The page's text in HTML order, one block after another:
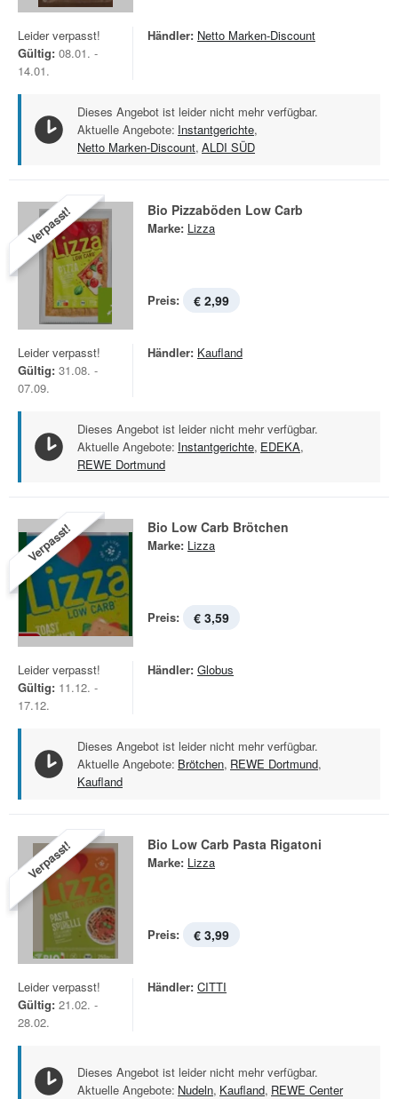
Leider verpasst!
Gültig: 08.01. -
14.01.
Händler: Netto Marken-Discount
Dieses Angebot ist leider nicht mehr verfügbar.
Aktuelle Angebote: Instantgerichte,
Netto Marken-Discount, ALDI SÜD
Verpasst! Bio Pizzaböden Low Carb
Marke: Lizza
Preis: € 2,99
Leider verpasst!
Gültig: 31.08. -
07.09.
Händler: Kaufland
Dieses Angebot ist leider nicht mehr verfügbar.
Aktuelle Angebote: Instantgerichte, EDEKA,
REWE Dortmund
Verpasst! Bio Low Carb Brötchen
Marke: Lizza
Preis: € 3,59
Leider verpasst!
Gültig: 11.12. -
17.12.
Händler: Globus
Dieses Angebot ist leider nicht mehr verfügbar.
Aktuelle Angebote: Brötchen, REWE Dortmund,
Kaufland
Verpasst! Bio Low Carb Pasta Rigatoni
Marke: Lizza
Preis: € 3,99
Leider verpasst!
Gültig: 21.02. -
28.02.
Händler: CITTI
Dieses Angebot ist leider nicht mehr verfügbar.
Aktuelle Angebote: Nudeln, Kaufland, REWE Center